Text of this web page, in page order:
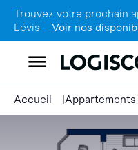
Trouvez votre prochain
Lévis – Voir nos
Accueil Appartements